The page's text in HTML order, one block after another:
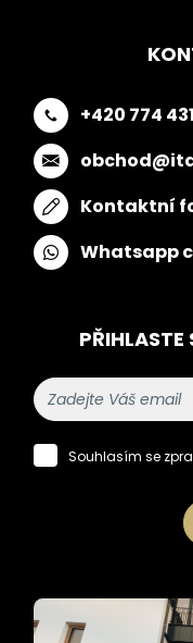
+420 774
Kontaktní
Whatsapp
PŘIHLASTE
Souhlasím se